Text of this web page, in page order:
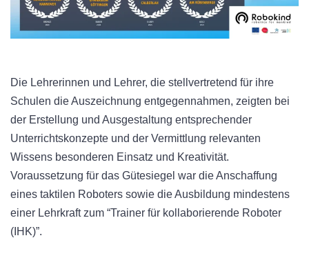
Die Lehrerinnen und Lehrer, die stellvertretend für ihre
Schulen die Auszeichnung entgegennahmen, zeigten bei
der Erstellung und Ausgestaltung entsprechender
Unterrichtskonzepte und der Vermittlung relevanten
Wissens besonderen Einsatz und Kreativität.
Voraussetzung für das Gütesiegel war die Anschaffung
eines taktilen Roboters sowie die Ausbildung mindestens
einer Lehrkraft zum “Trainer für kollaborierende Roboter
(IHK)”.